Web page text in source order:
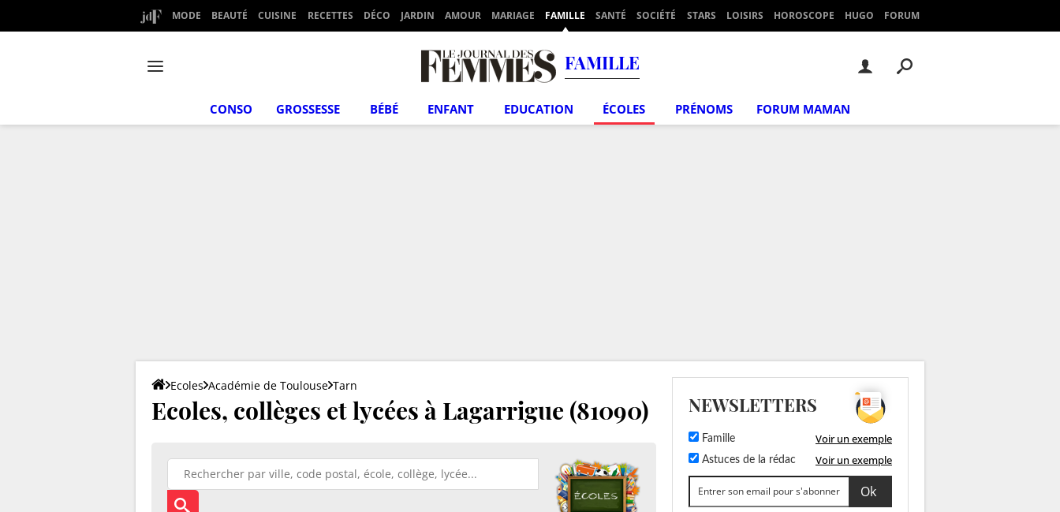
MODE BEAUTÉ CUISINE RECETTES DÉCO JARDIN AMOUR MARIAGE FAMILLE SANTÉ SOCIÉTÉ STARS LOISIRS HOROSCOPE HUGO FORUM
FAMILLE
CONSO GROSSESSE BÉBÉ ENFANT EDUCATION ÉCOLES PRÉNOMS FORUM MAMAN
Ecoles Académie de Toulouse Tarn
Ecoles, collèges et lycées à Lagarrigue (81090) NEWSLETTERS
Famille Voir un exemple
Astuces de la rédac Voir un exemple